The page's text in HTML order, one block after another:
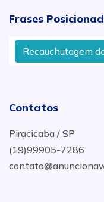
Frases
Recauchutagem de
Contatos
Piracicaba / SP
(19)99905-7286